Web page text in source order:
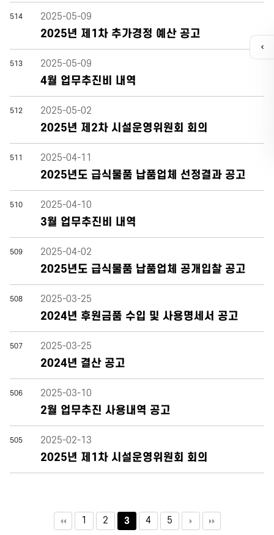
514
2025년 제1차 추가경정 예산 공고
2025-05-09
513
4월 업무추진비 내역
2025-05-09
512
2025년 제2차 시설운영위원회 회의
2025-05-02
511
2025년도 급식물품 납품업체 선정결과 공고
2025-04-11
510
3월 업무추진비 내역
2025-04-10
509
2025년도 급식물품 납품업체 공개입찰 공고
2025-04-02
508
2024년 후원금품 수입 및 사용명세서 공고
2025-03-25
507
2024년 결산 공고
2025-03-25
506
2월 업무추진 사용내역 공고
2025-03-10
505
2025년 제1차 시설운영위원회 회의
2025-02-13
1 2 3 4 5
퀵
메
기